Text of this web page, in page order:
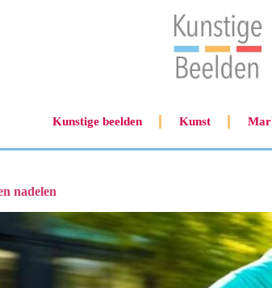
Kunstige beelden Kunst
nadelen